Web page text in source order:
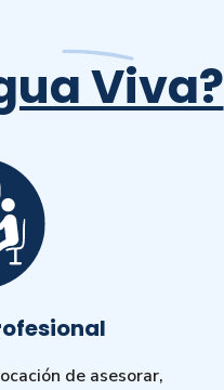
Viva?
de asesorar,